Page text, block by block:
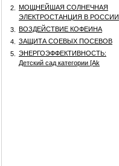
2.
МОЩНЕЙШАЯ СОЛНЕЧНАЯ
ЭЛЕКТРОСТАНЦИЯ В РОССИИ
3.
ВОЗДЕЙСТВИЕ КОФЕИНА
4.
ЗАЩИТА СОЕВЫХ ПОСЕВОВ
5.
ЭНЕРГОЭФФЕКТИВНОСТЬ:
Детский сад категории [Аk